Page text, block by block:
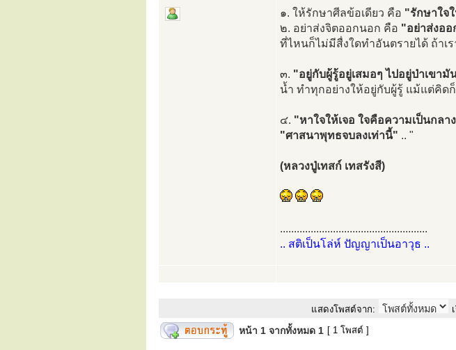
๑. ให้รักษาศีลข้อเดียว คือ "รักษาใจ
๒. อย่าส่งจิตออกนอก คือ "อย่าส่งออ
ที่ไหนก็ไม่มีสื่งใดทำอันตรายได้ ถ้าเ
๓. "อยู่กับผู้รู้อยู่เสมอๆ ไปอยู่ป่าเขามั
น้ำ ทำทุกอย่างให้อยู่กับผู้รู้ แม้แต่คิด
๔. "หาใจให้เจอ ใจคือความเป็นกลา
"ศาสนาพุทธจบลงเท่านี้" .. "
(หลวงปู่เทสก์ เทสรังสี)
.....................................................
.. สติเป็นโล่ห์ ปัญญาเป็นอาวุธ ..
แสดงโพสต์จาก:
หน้า 1 จากทั้งหมด 1 [ 1 โพสต์ ]